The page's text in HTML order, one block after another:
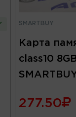
SMARTBUY
Карта
class10
277.50